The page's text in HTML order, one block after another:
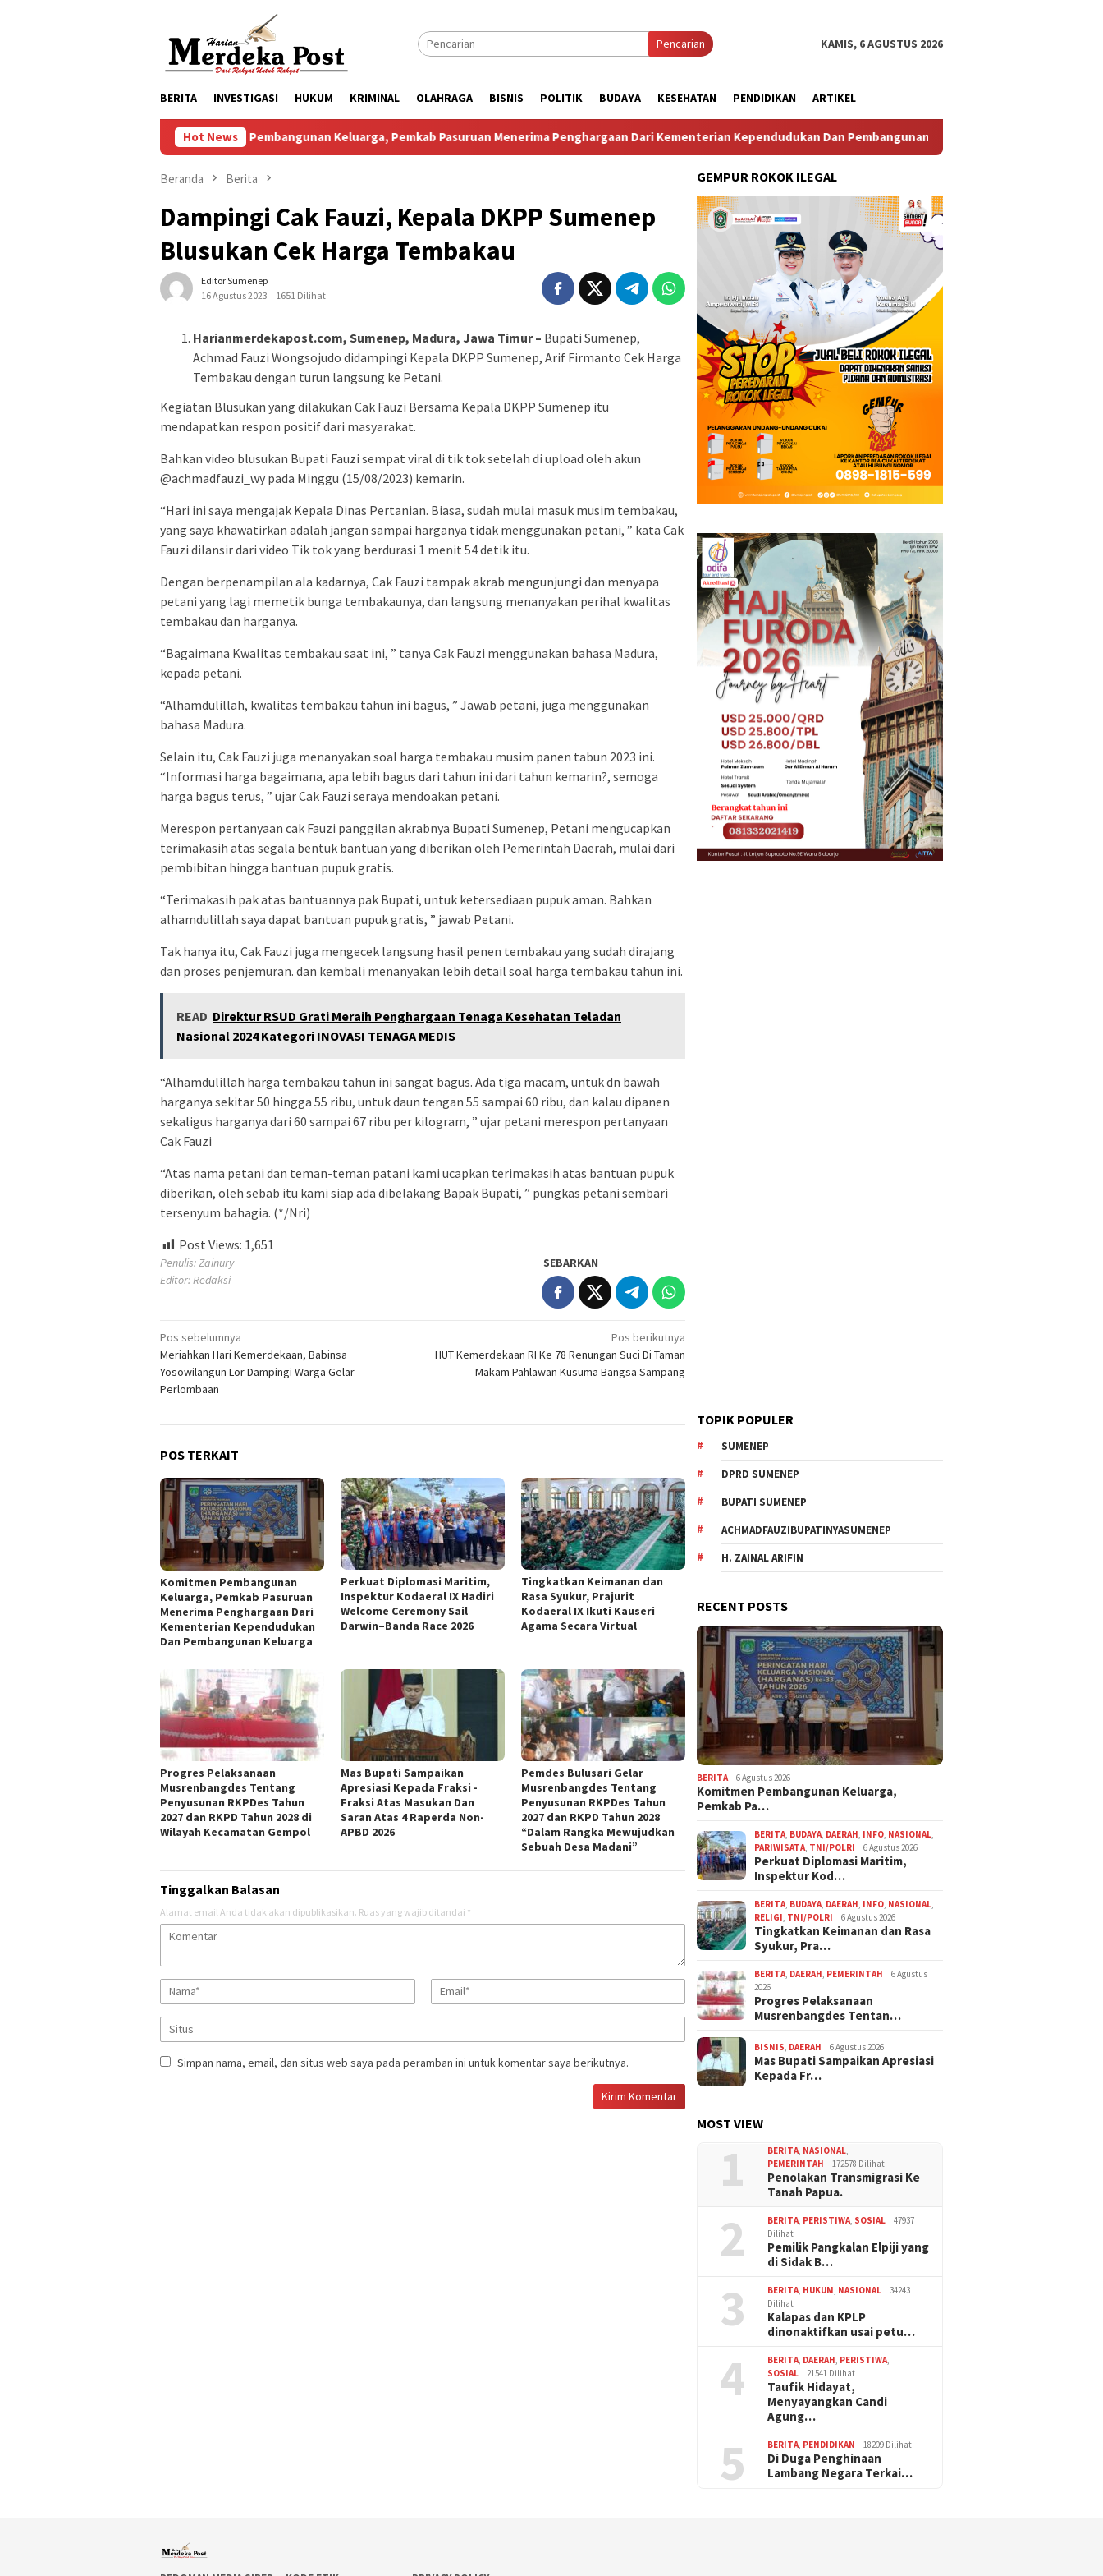
Pencarian KAMIS, 6 AGUSTUS 2026
BERITA INVESTIGASI HUKUM KRIMINAL OLAHRAGA BISNIS POLITIK BUDAYA KESEHATAN PENDIDIKAN ARTIKEL
Hot News
Komitmen Pembangunan Keluarga, Pemkab Pasuruan Menerima Penghargaan Dari Kementerian Kependudukan Dan Pembangunan Keluarga Perkuat Diplomasi Maritim,
Beranda Berita
Dampingi Cak Fauzi, Kepala DKPP Sumenep
Blusukan Cek Harga Tembakau
Editor Sumenep
16 Agustus 2023
1651 Dilihat
Harianmerdekapost.com, Sumenep, Madura, Jawa Timur – Bupati Sumenep,
Achmad Fauzi Wongsojudo didampingi Kepala DKPP Sumenep, Arif Firmanto Cek Harga
Tembakau dengan turun langsung ke Petani.
Kegiatan Blusukan yang dilakukan Cak Fauzi Bersama Kepala DKPP Sumenep itu
mendapatkan respon positif dari masyarakat.
Bahkan video blusukan Bupati Fauzi sempat viral di tik tok setelah di upload oleh akun
@achmadfauzi_wy pada Minggu (15/08/2023) kemarin.
“Hari ini saya mengajak Kepala Dinas Pertanian. Biasa, sudah mulai masuk musim tembakau,
yang saya khawatirkan adalah jangan sampai harganya tidak menggunakan petani, ” kata Cak
Fauzi dilansir dari video Tik tok yang berdurasi 1 menit 54 detik itu.
Dengan berpenampilan ala kadarnya, Cak Fauzi tampak akrab mengunjungi dan menyapa
petani yang lagi memetik bunga tembakaunya, dan langsung menanyakan perihal kwalitas
tembakau dan harganya.
“Bagaimana Kwalitas tembakau saat ini, ” tanya Cak Fauzi menggunakan bahasa Madura,
kepada petani.
“Alhamdulillah, kwalitas tembakau tahun ini bagus, ” Jawab petani, juga menggunakan
bahasa Madura.
Selain itu, Cak Fauzi juga menanyakan soal harga tembakau musim panen tabun 2023 ini.
“Informasi harga bagaimana, apa lebih bagus dari tahun ini dari tahun kemarin?, semoga
harga bagus terus, ” ujar Cak Fauzi seraya mendoakan petani.
Merespon pertanyaan cak Fauzi panggilan akrabnya Bupati Sumenep, Petani mengucapkan
terimakasih atas segala bentuk bantuan yang diberikan oleh Pemerintah Daerah, mulai dari
pembibitan hingga bantuan pupuk gratis.
“Terimakasih pak atas bantuannya pak Bupati, untuk ketersediaan pupuk aman. Bahkan
alhamdulillah saya dapat bantuan pupuk gratis, ” jawab Petani.
Tak hanya itu, Cak Fauzi juga mengecek langsung hasil penen tembakau yang sudah dirajang
dan proses penjemuran. dan kembali menanyakan lebih detail soal harga tembakau tahun ini.
READ Direktur RSUD Grati Meraih Penghargaan Tenaga Kesehatan Teladan
Nasional 2024 Kategori INOVASI TENAGA MEDIS
“Alhamdulillah harga tembakau tahun ini sangat bagus. Ada tiga macam, untuk dn bawah
harganya sekitar 50 hingga 55 ribu, untuk daun tengan 55 sampai 60 ribu, dan kalau dipanen
sekaligus harganya dari 60 sampai 67 ribu per kilogram, ” ujar petani merespon pertanyaan
Cak Fauzi
“Atas nama petani dan teman-teman patani kami ucapkan terimakasih atas bantuan pupuk
diberikan, oleh sebab itu kami siap ada dibelakang Bapak Bupati, ” pungkas petani sembari
tersenyum bahagia. (*/Nri)
Post Views: 1,651
Penulis: Zainury
Editor: Redaksi
SEBARKAN
Navigasi
pos
Pos sebelumnya
Meriahkan Hari Kemerdekaan, Babinsa
Yosowilangun Lor Dampingi Warga Gelar
Perlombaan
Pos berikutnya
HUT Kemerdekaan RI Ke 78 Renungan Suci Di Taman
Makam Pahlawan Kusuma Bangsa Sampang
POS TERKAIT
Komitmen Pembangunan
Keluarga, Pemkab Pasuruan
Menerima Penghargaan Dari
Kementerian Kependudukan
Dan Pembangunan Keluarga
Perkuat Diplomasi Maritim,
Inspektur Kodaeral IX Hadiri
Welcome Ceremony Sail
Darwin–Banda Race 2026
Tingkatkan Keimanan dan
Rasa Syukur, Prajurit
Kodaeral IX Ikuti Kauseri
Agama Secara Virtual
Progres Pelaksanaan
Musrenbangdes Tentang
Penyusunan RKPDes Tahun
2027 dan RKPD Tahun 2028 di
Wilayah Kecamatan Gempol
Mas Bupati Sampaikan
Apresiasi Kepada Fraksi -
Fraksi Atas Masukan Dan
Saran Atas 4 Raperda Non-
APBD 2026
Pemdes Bulusari Gelar
Musrenbangdes Tentang
Penyusunan RKPDes Tahun
2027 dan RKPD Tahun 2028
“Dalam Rangka Mewujudkan
Sebuah Desa Madani”
Tinggalkan Balasan
Alamat email Anda tidak akan dipublikasikan. Ruas yang wajib ditandai *
Simpan nama, email, dan situs web saya pada peramban ini untuk komentar saya berikutnya.
GEMPUR ROKOK ILEGAL
TOPIK POPULER
SUMENEP
DPRD SUMENEP
BUPATI SUMENEP
ACHMADFAUZIBUPATINYASUMENEP
H. ZAINAL ARIFIN
RECENT POSTS
BERITA 6 Agustus 2026
Komitmen Pembangunan Keluarga,
Pemkab Pa…
BERITA, BUDAYA, DAERAH, INFO, NASIONAL,
PARIWISATA, TNI/POLRI 6 Agustus 2026
Perkuat Diplomasi Maritim,
Inspektur Kod…
BERITA, BUDAYA, DAERAH, INFO, NASIONAL,
RELIGI, TNI/POLRI 6 Agustus 2026
Tingkatkan Keimanan dan Rasa
Syukur, Pra…
BERITA, DAERAH, PEMERINTAH
6 Agustus
2026
Progres Pelaksanaan
Musrenbangdes Tentan…
BISNIS, DAERAH 6 Agustus 2026
Mas Bupati Sampaikan Apresiasi
Kepada Fr…
MOST VIEW
1 BERITA, NASIONAL,
PEMERINTAH
172578 Dilihat
Penolakan Transmigrasi Ke
Tanah Papua.
2 BERITA, PERISTIWA, SOSIAL
47937
Dilihat
Pemilik Pangkalan Elpiji yang
di Sidak B…
3 BERITA, HUKUM, NASIONAL
34243
Dilihat
Kalapas dan KPLP
dinonaktifkan usai petu…
4 BERITA, DAERAH, PERISTIWA,
SOSIAL
21541 Dilihat
Taufik Hidayat,
Menyayangkan Candi
Agung…
5 BERITA, PENDIDIKAN 18209 Dilihat
Di Duga Penghinaan
Lambang Negara Terkai…